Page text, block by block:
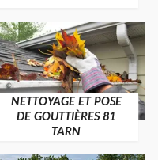
NETTOYAGE ET POSE
DE GOUTTIÈRES 81
TARN